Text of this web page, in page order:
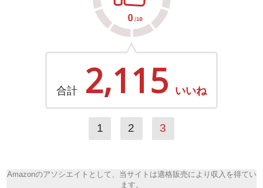
合計 2,115 いいね
1 2 3
Amazonのアソシエイトとして、当サイトは適格販売により収入を得てい
ます。